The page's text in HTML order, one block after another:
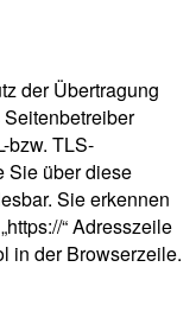
der Übertragung
bzw. TLS-
Sie über diese
Sie erkennen
“ Adresszeile
in der Browserzeile.